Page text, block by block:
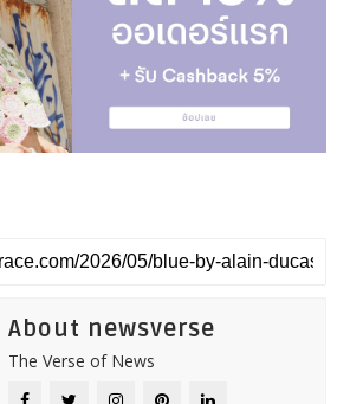
About newsverse
The Verse of News